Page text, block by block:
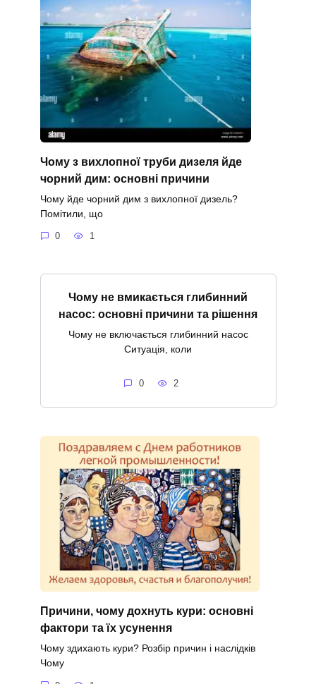
Чому з вихлопної труби дизеля йде
чорний дим: основні причини
Чому йде чорний дим з вихлопної дизель?
Помітили, що
0 1
Чому не вмикається глибинний
насос: основні причини та рішення
Чому не включається глибинний насос
Ситуація, коли
0 2
Причини, чому дохнуть кури: основні
фактори та їх усунення
Чому здихають кури? Розбір причин і наслідків
Чому